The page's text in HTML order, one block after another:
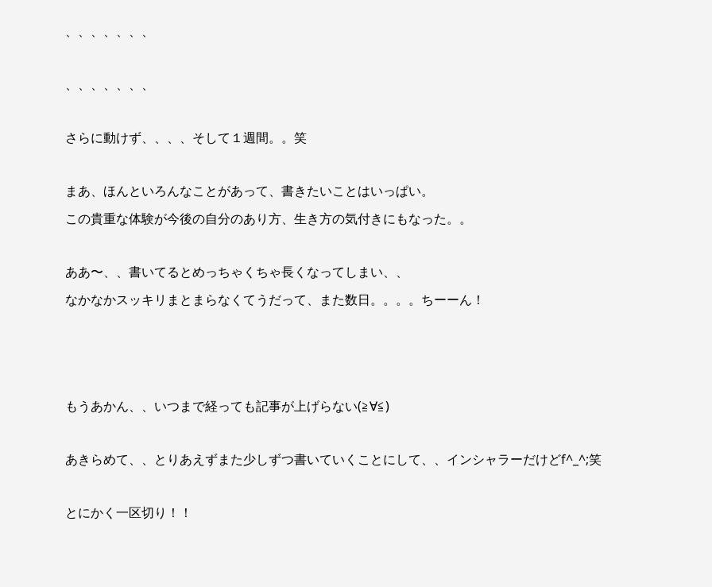
、、、、、、、
、、、、、、、
さらに動けず、、、、そして１週間。。笑
まあ、ほんといろんなことがあって、書きたいことはいっぱい。
この貴重な体験が今後の自分のあり方、生き方の気付きにもなった。。
ああ〜、、書いてるとめっちゃくちゃ長くなってしまい、、
なかなかスッキリまとまらなくてうだって、また数日。。。。ちーーん！
もうあかん、、いつまで経っても記事が上げらない(≧∀≦)
あきらめて、、とりあえずまた少しずつ書いていくことにして、、インシャラーだけどf^_^;笑
とにかく一区切り！！